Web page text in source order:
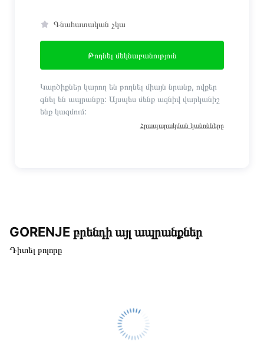
Գնահատական չկա
Թողնել մեկնաբանություն
Կարծիքներ կարող են թողնել միայն նրանք, ովքեր
գնել են ապրանքը: Այսպես մենք ազնիվ վարկանիշ
ենք կազմում:
Հրապարակման կանոնները
GORENJE բրենդի այլ ապրանքներ
Դիտել բոլորը